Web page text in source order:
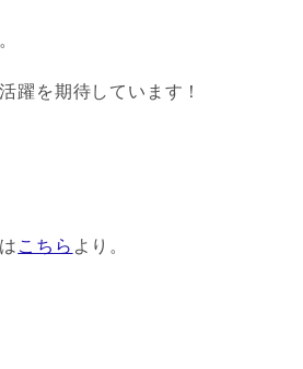
躍を期待しています！
こちら より。